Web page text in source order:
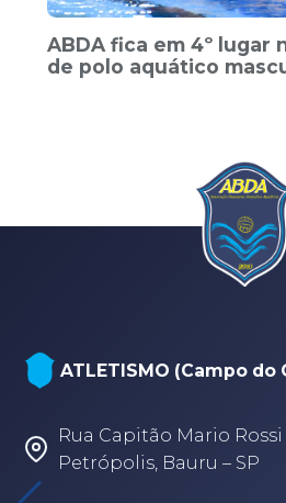
ABDA fica em 4º lugar
de polo aquático
ATLETISMO (Campo
Rua Capitão Mario Rossi
Petrópolis, Bauru – SP